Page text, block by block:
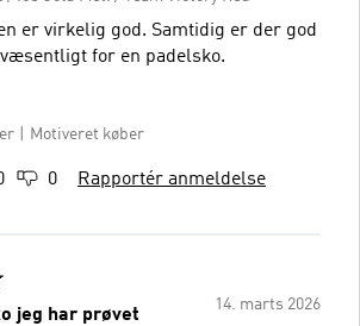
er virkelig god. Samtidig er der god
for en padelsko.
Motiveret køber
0 Rapportér anmeldelse
14. marts 2026
jeg har prøvet